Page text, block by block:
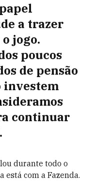
a trazer
jogo.
poucos
de pensão
investem
continuar
durante todo o
está com a Fazenda.